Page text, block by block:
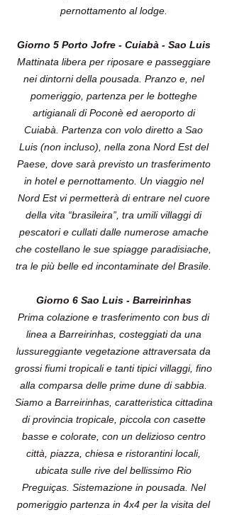
pernottamento al lodge.
Giorno 5 Porto Jofre - Cuiabà - Sao Luis
Mattinata libera per riposare e passeggiare
nei dintorni della pousada. Pranzo e, nel
pomeriggio, partenza per le botteghe
artigianali di Poconè ed aeroporto di
Cuiabà. Partenza con volo diretto a Sao
Luis (non incluso), nella zona Nord Est del
Paese, dove sarà previsto un trasferimento
in hotel e pernottamento. Un viaggio nel
Nord Est vi permetterà di entrare nel cuore
della vita “brasileira”, tra umili villaggi di
pescatori e cullati dalle numerose amache
che costellano le sue spiagge paradisiache,
tra le più belle ed incontaminate del Brasile.
Giorno 6 Sao Luis - Barreirinhas
Prima colazione e trasferimento con bus di
linea a Barreirinhas, costeggiati da una
lussureggiante vegetazione attraversata da
grossi fiumi tropicali e tanti tipici villaggi, fino
alla comparsa delle prime dune di sabbia.
Siamo a Barreirinhas, caratteristica cittadina
di provincia tropicale, piccola con casette
basse e colorate, con un delizioso centro
città, piazza, chiesa e ristorantini locali,
ubicata sulle rive del bellissimo Rio
Preguiças. Sistemazione in pousada. Nel
pomeriggio partenza in 4x4 per la visita del